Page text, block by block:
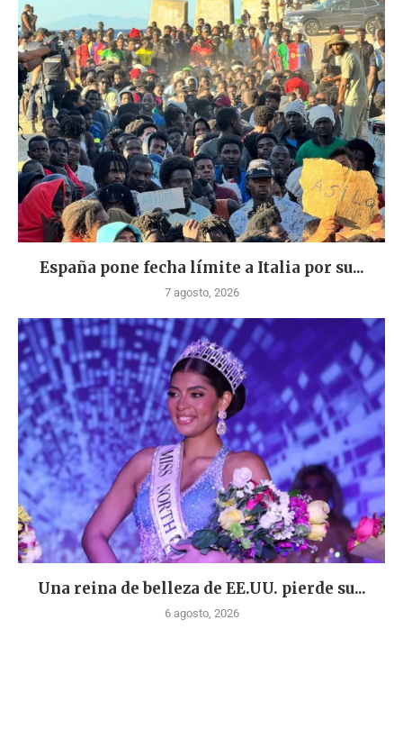
España pone fecha límite a Italia por su...
7 agosto, 2026
Una reina de belleza de EE.UU. pierde su...
6 agosto, 2026